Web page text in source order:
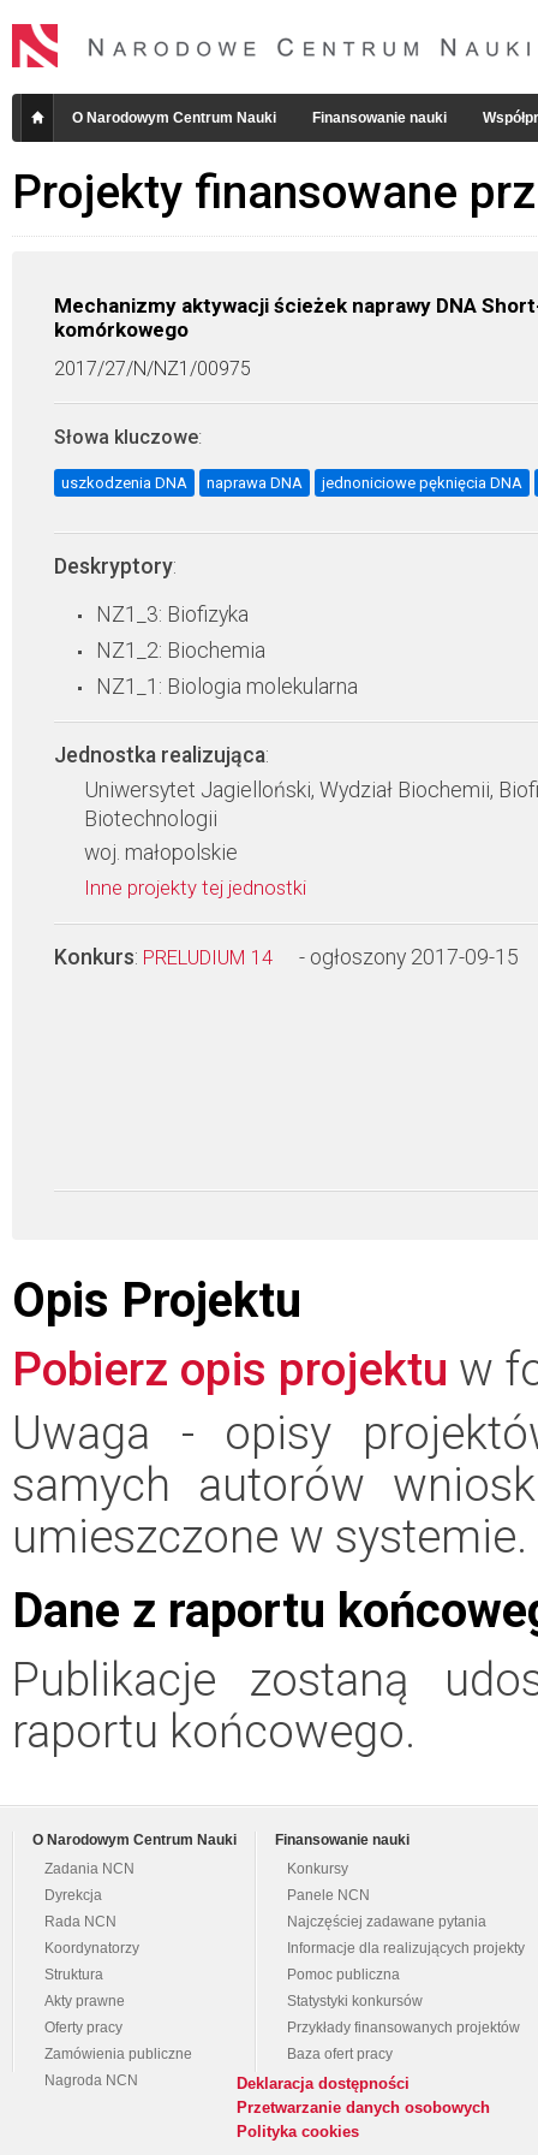
O Narodowym Centrum Nauki Finansowanie nauki
Projekty finansowane
Mechanizmy aktywacji ścieżek naprawy DNA
komórkowego
2017/27/N/NZ1/00975
Słowa kluczowe:
uszkodzenia DNA naprawa DNA jednoniciowe pęknięcia DNA
Deskryptory:
NZ1_3: Biofizyka
NZ1_2: Biochemia
NZ1_1: Biologia molekularna
Jednostka realizująca:
Uniwersytet Jagielloński, Wydział Biochemii,
Biotechnologii
woj. małopolskie
Inne projekty tej jednostki
Konkurs: PRELUDIUM 14 - ogłoszony 2017-09-15
Opis Projektu
Pobierz opis projektu w
Uwaga - opisy
samych autorów
umieszczone w systemie.
Dane z raportu
Publikacje zostaną
raportu końcowego.
O Narodowym Centrum Nauki
Zadania NCN
Dyrekcja
Rada NCN
Koordynatorzy
Struktura
Akty prawne
Oferty pracy
Zamówienia publiczne
Nagroda NCN
Finansowanie nauki
Konkursy
Panele NCN
Najczęściej zadawane pytania
Informacje dla realizujących projekty
Pomoc publiczna
Statystyki konkursów
Przykłady finansowanych projektów
Baza ofert pracy
Deklaracja dostępności
Przetwarzanie danych osobowych
Polityka cookies